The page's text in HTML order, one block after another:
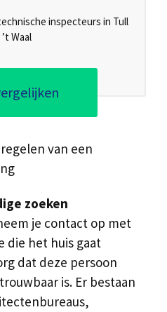
inspecteurs in Tull
Waal
van een
zoeken
je contact op met
die het huis gaat
dat deze persoon
is. Er bestaan